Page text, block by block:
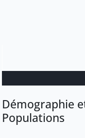
Démographie
Populations